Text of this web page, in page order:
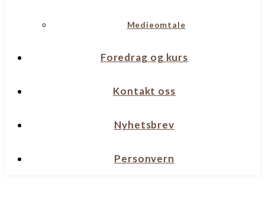
Medieomtale
Foredrag og kurs
Kontakt oss
Nyhetsbrev
Personvern